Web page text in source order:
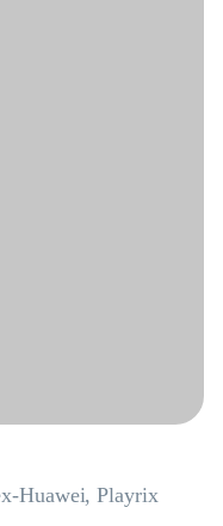
Huawei, Playrix